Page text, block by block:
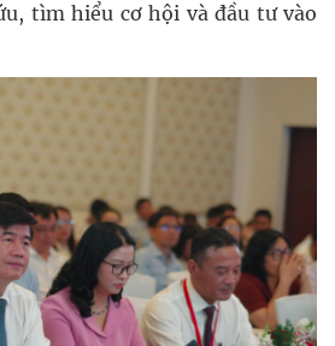
tìm hiểu cơ hội và đầu tư vào